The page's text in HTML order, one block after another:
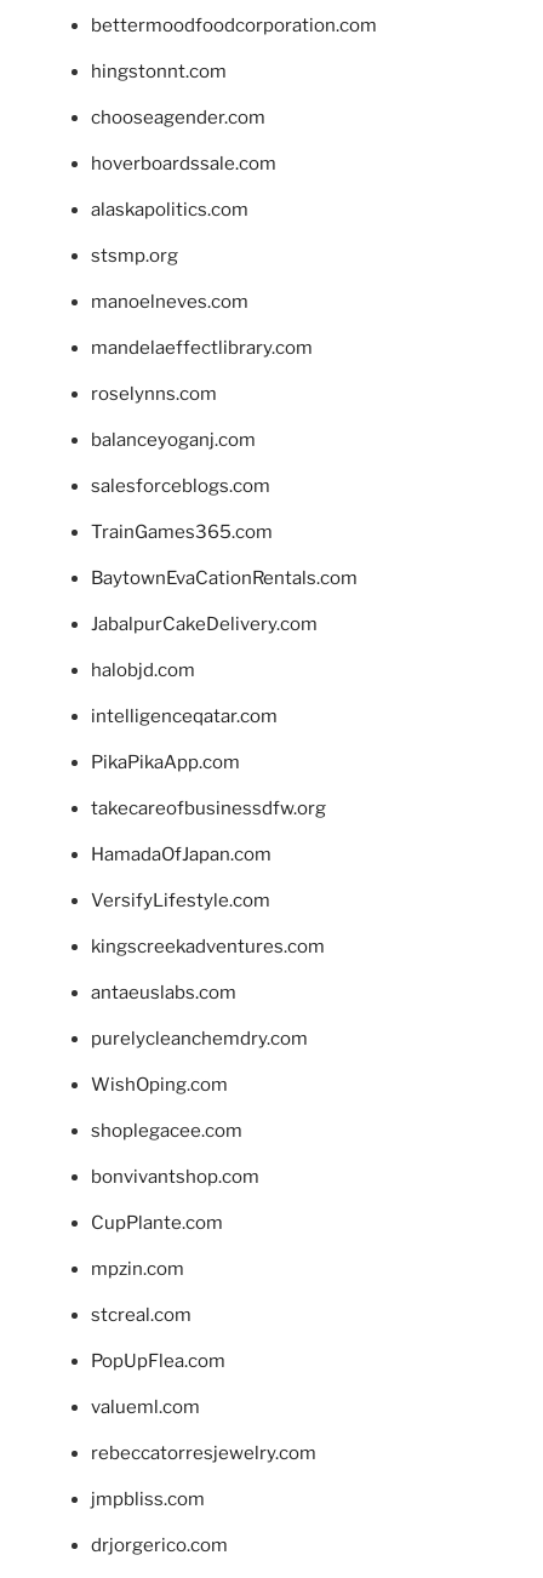
bettermoodfoodcorporation.com
hingstonnt.com
chooseagender.com
hoverboardssale.com
alaskapolitics.com
stsmp.org
manoelneves.com
mandelaeffectlibrary.com
roselynns.com
balanceyoganj.com
salesforceblogs.com
TrainGames365.com
BaytownEvaCationRentals.com
JabalpurCakeDelivery.com
halobjd.com
intelligenceqatar.com
PikaPikaApp.com
takecareofbusinessdfw.org
HamadaOfJapan.com
VersifyLifestyle.com
kingscreekadventures.com
antaeuslabs.com
purelycleanchemdry.com
WishOping.com
shoplegacee.com
bonvivantshop.com
CupPlante.com
mpzin.com
stcreal.com
PopUpFlea.com
valueml.com
rebeccatorresjewelry.com
jmpbliss.com
drjorgerico.com